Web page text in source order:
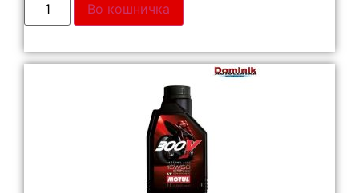
Во кошничка